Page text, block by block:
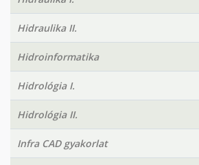
Hidraulika II.
Hidroinformatika
Hidrológia I.
Hidrológia II.
Infra CAD gyakorlat